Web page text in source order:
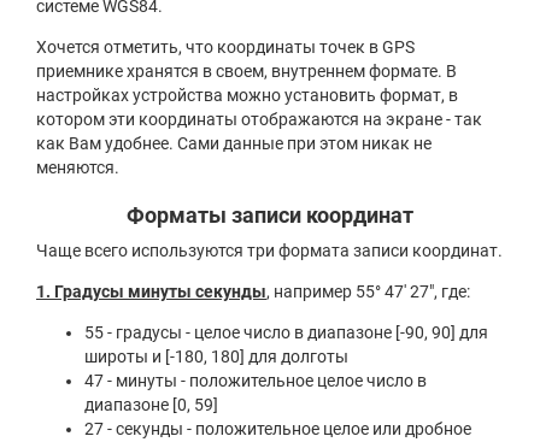
системе WGS84.
Хочется отметить, что координаты точек в GPS
приемнике хранятся в своем, внутреннем формате. В
настройках устройства можно установить формат, в
котором эти координаты отображаются на экране - так
как Вам удобнее. Сами данные при этом никак не
меняются.
Форматы записи координат
Чаще всего используются три формата записи координат.
1. Градусы минуты секунды, например 55° 47′ 27″, где:
55 - градусы - целое число в диапазоне [-90, 90] для
широты и [-180, 180] для долготы
47 - минуты - положительное целое число в
диапазоне [0, 59]
27 - секунды - положительное целое или дробное